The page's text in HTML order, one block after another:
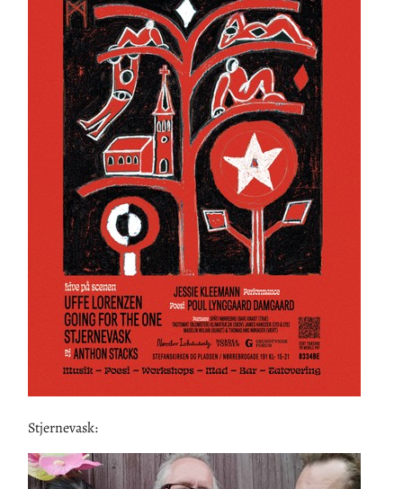
Stjernevask: